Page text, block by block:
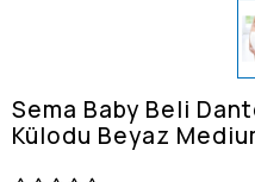
Sema Baby Beli
Külodu Beyaz